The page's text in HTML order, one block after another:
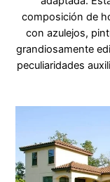
composición de
con azulejos,
grandiosamente
peculiaridades